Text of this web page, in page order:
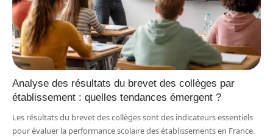
Analyse des résultats du brevet des collèges par
établissement : quelles tendances émergent ?
Les résultats du brevet des collèges sont des indicateurs essentiels
pour évaluer la performance scolaire des établissements en France.